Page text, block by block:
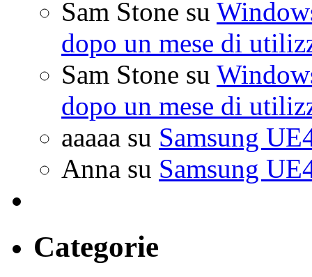
Sam Stone su
dopo un mese di
Sam Stone su
dopo un mese di
aaaaa su Samsung
Anna su Samsung
Categorie